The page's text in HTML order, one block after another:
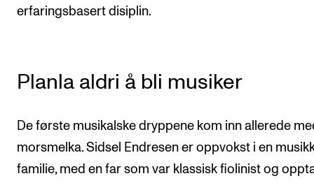
erfaringsbasert disiplin.
Planla aldri å bli musiker
De første musikalske dryppene kom inn allerede
morsmelka. Sidsel Endresen er oppvokst i en
familie, med en far som var klassisk fiolinist og